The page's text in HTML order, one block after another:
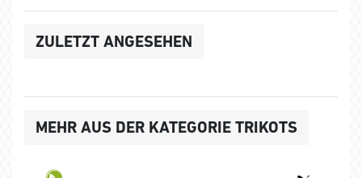
ZULETZT ANGESEHEN
MEHR AUS DER KATEGORIE TRIKOTS